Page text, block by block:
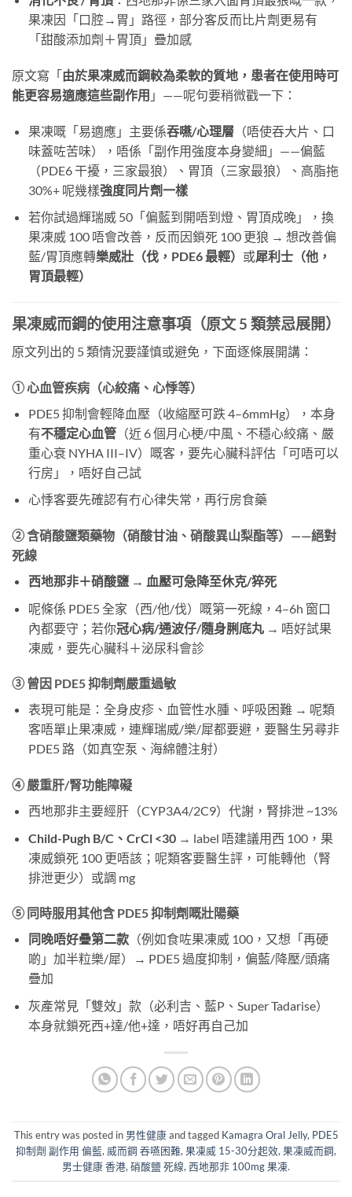
果凍因「口腔→胃」路徑，部分客反而比片劑更易有
「甜酸添加劑＋胃頂」疊加感
原文寫「由於果凍威而鋼較為柔軟的質地，患者在使用時可
能更容易適應這些副作用 」——呢句要稍微戳一下：
果凍嘅「易適應」主要係吞嚥/心理層 （唔使吞大片、口
味蓋咗苦味），唔係「副作用強度本身變細」——偏藍
（PDE6 干擾，三家最狼）、胃頂（三家最狼）、高脂拖
30%+ 呢幾樣強度同片劑一樣
若你試過輝瑞威 50「偏藍到開唔到燈、胃頂成晚」，換
果凍威 100 唔會改善，反而因鎖死 100 更狼 → 想改善偏
藍/胃頂應轉樂威壯（伐，PDE6 最輕） 或犀利士（他，
胃頂最輕）
果凍威而鋼的使用注意事項（原文 5 類禁忌展開）
原文列出的 5 類情況要謹慎或避免，下面逐條展開講：
① 心血管疾病（心絞痛、心悸等）
PDE5 抑制會輕降血壓（收縮壓可跌 4–6mmHg），本身
有不穩定心血管（近 6 個月心梗/中風、不穩心絞痛、嚴
重心衰 NYHA III–IV）嘅客，要先心臟科評估「可唔可以
行房」，唔好自己試
心悸客要先確認有冇心律失常，再行房食藥
② 含硝酸鹽類藥物（硝酸甘油、硝酸異山梨酯等）——絕對
死線
西地那非＋硝酸鹽 → 血壓可急降至休克/猝死
呢條係 PDE5 全家（西/他/伐）嘅第一死線，4–6h 窗口
內都要守；若你冠心病/通波仔/隨身脷底丸​ → 唔好試果
凍威，要先心臟科＋泌尿科會診
③ 曾因 PDE5 抑制劑嚴重過敏
表現可能是：全身皮疹、血管性水腫、呼吸困難 → 呢類
客唔單止果凍威，連輝瑞威/樂/犀都要避，要醫生另尋非
PDE5 路（如真空泵、海綿體注射）
④ 嚴重肝/腎功能障礙
西地那非主要經肝（CYP3A4/2C9）代謝，腎排泄 ~13%
Child-Pugh B/C、CrCl <30​ → label 唔建議用西 100，果
凍威鎖死 100 更唔該；呢類客要醫生評，可能轉他（腎
排泄更少）或調 mg
⑤ 同時服用其他含 PDE5 抑制劑嘅壯陽藥
同晚唔好疊第二款（例如食咗果凍威 100，又想「再硬
啲」加半粒樂/犀）→ PDE5 過度抑制，偏藍/降壓/頭痛
疊加
灰產常見「雙效」款（必利吉、藍P、Super Tadarise）
本身就鎖死西+達/他+達，唔好再自己加
This entry was posted in 男性健康and tagged Kamagra Oral Jelly, PDE5
抑制劑 副作用 偏藍, 威而鋼 吞嚥困難,果凍威 15-30分起效,果凍威而鋼,
男士健康 香港,硝酸鹽 死線,西地那非 100mg 果凍.